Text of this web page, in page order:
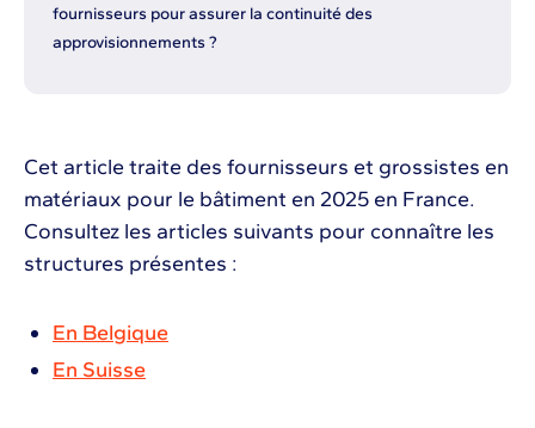
fournisseurs pour assurer la continuité des
approvisionnements ?
Cet article traite des fournisseurs et grossistes en
matériaux pour le bâtiment en 2025 en France.
Consultez les articles suivants pour connaître les
structures présentes :
En Belgique
En Suisse